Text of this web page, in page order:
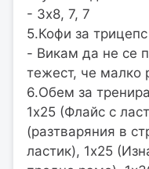
- 3х8, 7, 7
5.Кофи за
- Викам да не се
тежест, че малко
6.Обем за
1х25 (Флайс с
(разтваряния в
ластик), 1х25